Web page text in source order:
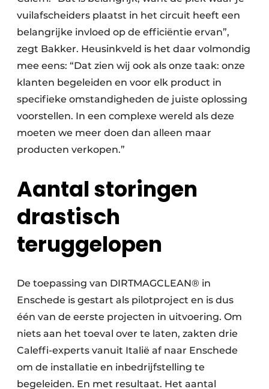
vuilafscheiders plaatst in het circuit heeft een
belangrijke invloed op de efficiëntie ervan”,
zegt Bakker. Heusinkveld is het daar volmondig
mee eens: “Dat zien wij ook als onze taak: onze
klanten begeleiden en voor elk product in
specifieke omstandigheden de juiste oplossing
voorstellen. In een complexe wereld als deze
moeten we meer doen dan alleen maar
producten verkopen.”
Aantal storingen
drastisch
teruggelopen
De toepassing van DIRTMAGCLEAN® in
Enschede is gestart als pilotproject en is dus
één van de eerste projecten in uitvoering. Om
niets aan het toeval over te laten, zakten drie
Caleffi-experts vanuit Italië af naar Enschede
om de installatie en inbedrijfstelling te
begeleiden. En met resultaat. Het aantal